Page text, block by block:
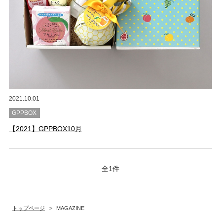
2021.10.01
GPPBOX
【2021】GPPBOX10月
全1件
トップページ > MAGAZINE